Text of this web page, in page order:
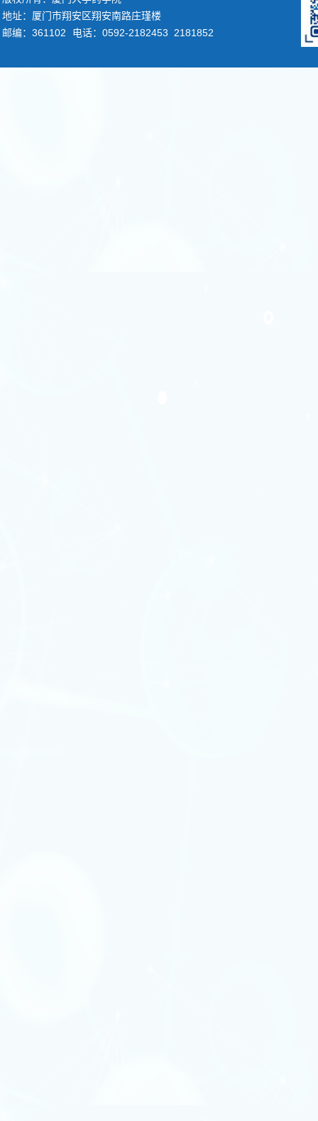
地址：厦门市翔安区翔安南路庄瑾楼
邮编：361102
电话：0592-2182453 2181852